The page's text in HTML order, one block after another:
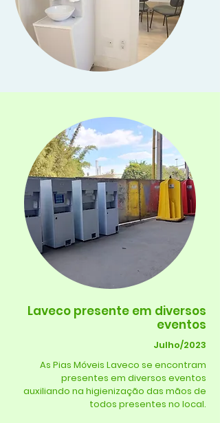
Laveco presente em diversos
eventos
Julho/2023
As Pias Móveis Laveco se encontram
presentes em diversos eventos
auxiliando na higienização das mãos de
todos presentes no local.